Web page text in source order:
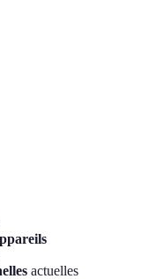
actuelles